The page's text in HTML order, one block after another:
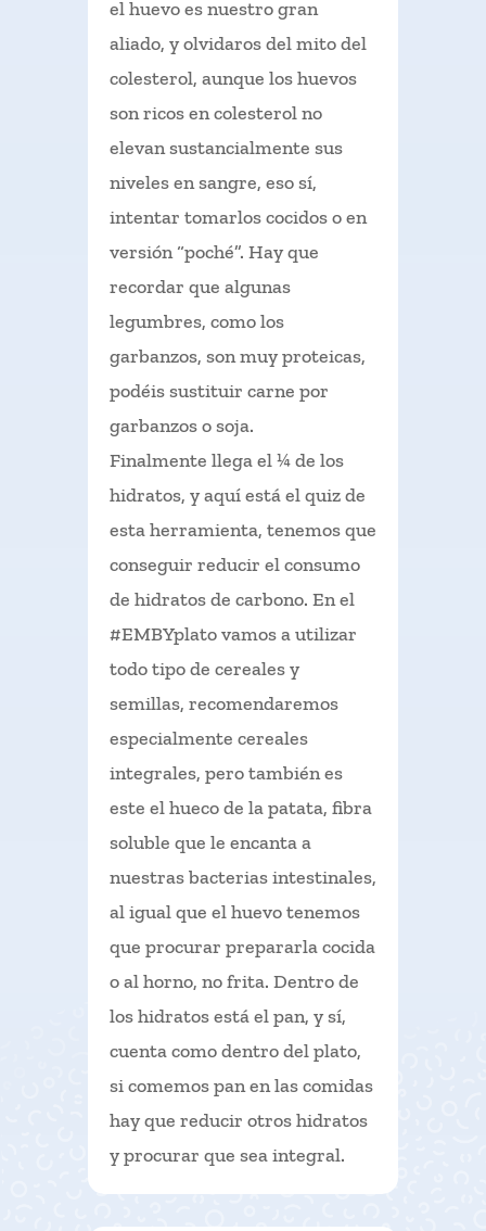
el huevo es nuestro gran
aliado, y olvidaros del mito del
colesterol, aunque los huevos
son ricos en colesterol no
elevan sustancialmente sus
niveles en sangre, eso sí,
intentar tomarlos cocidos o en
versión “poché”. Hay que
recordar que algunas
legumbres, como los
garbanzos, son muy proteicas,
podéis sustituir carne por
garbanzos o soja.
Finalmente llega el ¼ de los
hidratos, y aquí está el quiz de
esta herramienta, tenemos que
conseguir reducir el consumo
de hidratos de carbono. En el
#EMBYplato vamos a utilizar
todo tipo de cereales y
semillas, recomendaremos
especialmente cereales
integrales, pero también es
este el hueco de la patata, fibra
soluble que le encanta a
nuestras bacterias intestinales,
al igual que el huevo tenemos
que procurar prepararla cocida
o al horno, no frita. Dentro de
los hidratos está el pan, y sí,
cuenta como dentro del plato,
si comemos pan en las comidas
hay que reducir otros hidratos
y procurar que sea integral.